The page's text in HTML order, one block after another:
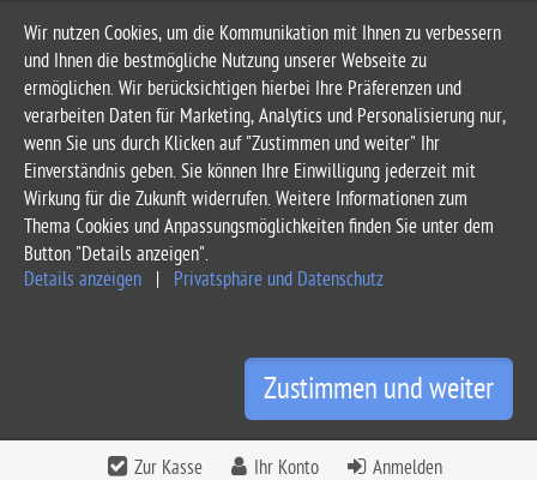
Wir nutzen Cookies, um die Kommunikation mit Ihnen zu verbessern
und Ihnen die bestmögliche Nutzung unserer Webseite zu
ermöglichen. Wir berücksichtigen hierbei Ihre Präferenzen und
verarbeiten Daten für Marketing, Analytics und Personalisierung nur,
wenn Sie uns durch Klicken auf "Zustimmen und weiter" Ihr
Einverständnis geben. Sie können Ihre Einwilligung jederzeit mit
Wirkung für die Zukunft widerrufen. Weitere Informationen zum
Thema Cookies und Anpassungsmöglichkeiten finden Sie unter dem
Button "Details anzeigen".
Details anzeigen
Privatsphäre und Datenschutz
Zustimmen und weiter
Zur Kasse Ihr Konto Anmelden